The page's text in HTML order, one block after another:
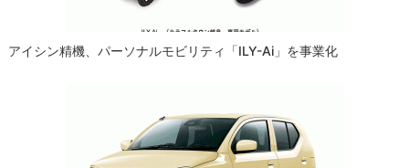
アイシン精機、パーソナルモビリティ「ILY-Ai」を事業化